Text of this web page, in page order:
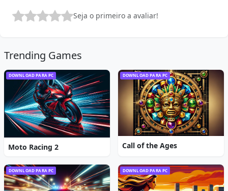
Seja o primeiro a avaliar!
Trending Games
DOWNLOAD PARA PC
Moto Racing 2
DOWNLOAD PARA PC
Call of the Ages
DOWNLOAD PARA PC DOWNLOAD PARA PC